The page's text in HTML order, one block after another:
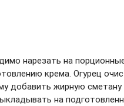
нарезать на
крема. Огурец
добавить жирную
на